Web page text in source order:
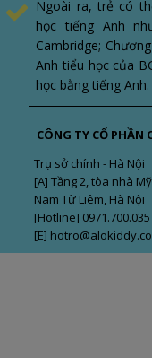
CÔNG TY CỔ PHẦN
Trụ sở chính - Hà Nội
[A] Tầng 2, tòa nhà
Nam Từ Liêm, Hà Nội
[Hotline]
[E]
Ngoài ra, trẻ có
học tiếng Anh
Cambridge;
Anh tiểu học của
học bằng tiếng Anh.